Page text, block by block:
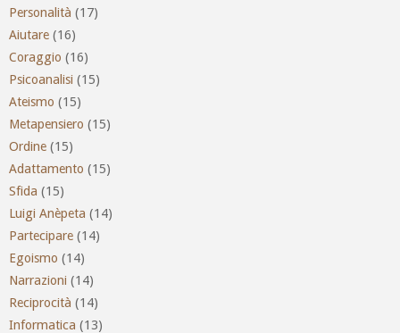
Personalità (17)
Aiutare (16)
Coraggio (16)
Psicoanalisi (15)
Ateismo (15)
Metapensiero (15)
Ordine (15)
Adattamento (15)
Sfida (15)
Luigi Anèpeta (14)
Partecipare (14)
Egoismo (14)
Narrazioni (14)
Reciprocità (14)
Informatica (13)